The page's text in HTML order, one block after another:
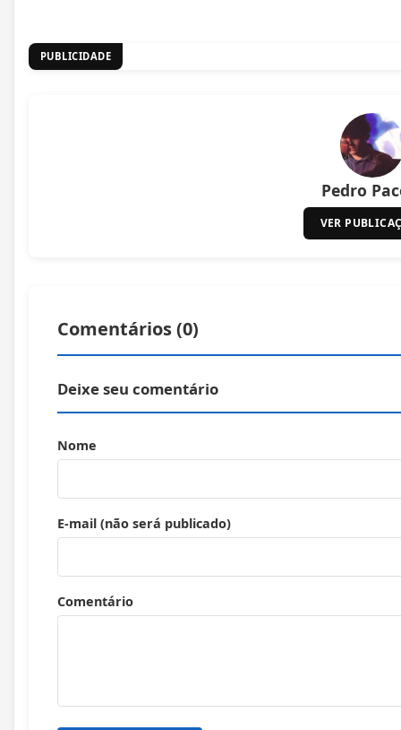
PUBLICIDADE
Pedro
VER
Comentários (0)
Deixe seu comentário
Nome
E-mail (não será publicado)
Comentário